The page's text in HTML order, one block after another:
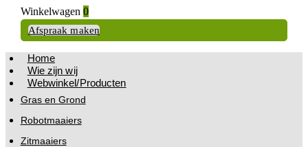
Winkelwagen 0
Afspraak maken
Home
Wie zijn wij
Webwinkel/Producten
Gras en Grond
Robotmaaiers
Zitmaaiers